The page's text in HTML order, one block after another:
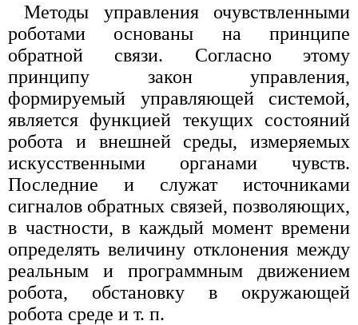
Методы управления очувствленными
роботами основаны на принципе
обратной связи. Согласно этому
принципу закон управления,
формируемый управляющей системой,
является функцией текущих состояний
робота и внешней среды, измеряемых
искусственными органами чувств.
Последние и служат источниками
сигналов обратных связей, позволяющих,
в частности, в каждый момент времени
определять величину отклонения между
реальным и программным движением
робота, обстановку в окружающей
робота среде и т. п.